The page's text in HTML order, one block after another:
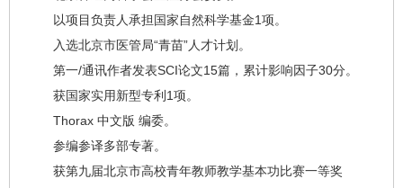
以项目负责人承担国家自然科学基金1项。
入选北京市医管局“青苗”人才计划。
第一/通讯作者发表SCI论文15篇，累计影响因子30分。
获国家实用新型专利1项。
Thorax 中文版 编委。
参编参译多部专著。
获第九届北京市高校青年教师教学基本功比赛一等奖